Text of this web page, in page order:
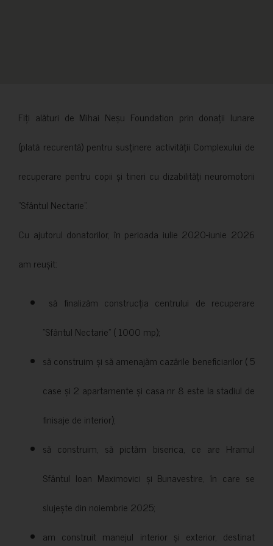
Fiți alături de Mihai Neșu Foundation prin donații lunare
(plată recurentă) pentru susținere activității Complexului de
recuperare pentru copii și tineri cu dizabilități neuromotorii
”Sfântul Nectarie”.
Cu ajutorul donatorilor, în perioada iulie 2020-iunie 2026
am reușit:
să finalizăm construcția centrului de recuperare
”Sfântul Nectarie” ( 1000 mp);
să construim și să amenajăm cazările beneficiarilor ( 5
case și 2 apartamente și casa nr 8 este la stadiul de
finisaje de interior);
să construim, să pictăm biserica, ce are Hramul
Sfântul Ioan Maximovici și Bunavestire, în care se
slujește din noiembrie 2025;
am construit manejul interior și exterior, destinat